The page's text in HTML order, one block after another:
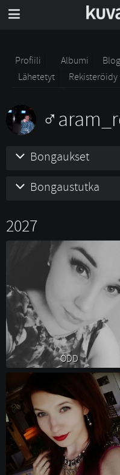
Profiili Albumi
Lähetetyt
Rekisteröidy
Bongaukset
Bongaustutka
2027
ODD